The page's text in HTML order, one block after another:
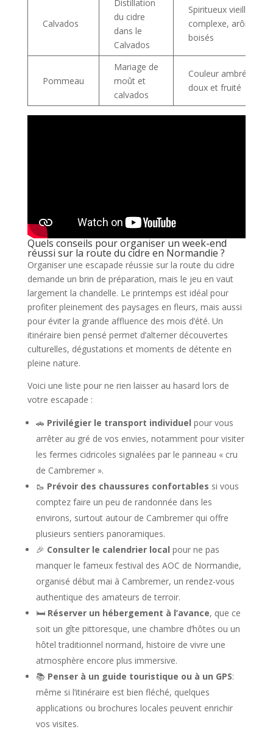
Calvados
Distillation
du cidre
dans le
Calvados
Spiritueux vieilli,
complexe, arômes
boisés
Pommeau
Mariage de
moût et
calvados
Couleur ambrée,
doux et fruité
Quels conseils pour organiser un week-end
réussi sur la route du cidre en Normandie ?
Organiser une escapade réussie sur la route du cidre
demande un brin de préparation, mais le jeu en vaut
largement la chandelle. Le printemps est idéal pour
profiter pleinement des paysages en fleurs, mais aussi
pour éviter la grande affluence des mois d’été. Un
itinéraire bien pensé permet d’alterner découvertes
culturelles, dégustations et moments de détente en
pleine nature.
Voici une liste pour ne rien laisser au hasard lors de
votre escapade :
🚗 Privilégier le transport individuel pour vous
arrêter au gré de vos envies, notamment pour visiter
les fermes cidricoles signalées par le panneau « cru
de Cambremer ».
🥾 Prévoir des chaussures confortables si vous
comptez faire un peu de randonnée dans les
environs, surtout autour de Cambremer qui offre
plusieurs sentiers panoramiques.
🎉 Consulter le calendrier local pour ne pas
manquer le fameux festival des AOC de Normandie,
organisé début mai à Cambremer, un rendez-vous
authentique des amateurs de terroir.
🛏️ Réserver un hébergement à l’avance, que ce
soit un gîte pittoresque, une chambre d’hôtes ou un
hôtel traditionnel normand, histoire de vivre une
atmosphère encore plus immersive.
📚 Penser à un guide touristique ou à un GPS:
même si l’itinéraire est bien fléché, quelques
applications ou brochures locales peuvent enrichir
vos visites.